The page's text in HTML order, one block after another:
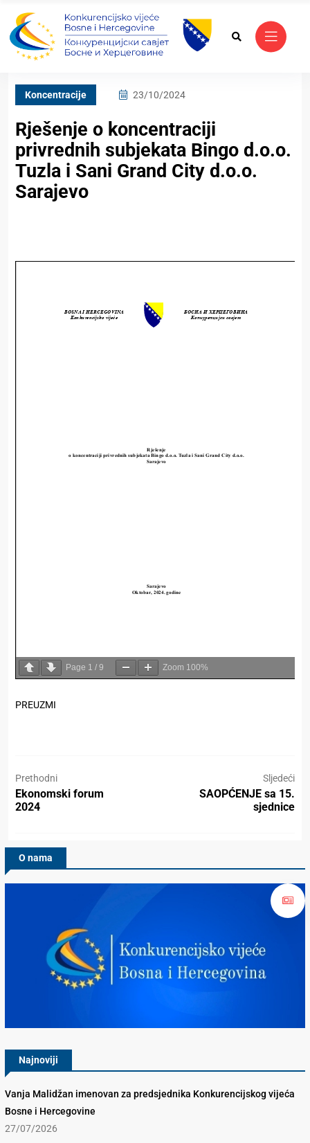
Koncentracije 23/10/2024
Rješenje o koncentraciji
privrednih subjekata Bingo d.o.o.
Tuzla i Sani Grand City d.o.o.
Sarajevo
Page 1 / 9 Zoom 100%
PREUZMI
Prethodni
Ekonomski forum
2024
Sljedeći
SAOPĆENJE sa 15.
sjednice
O nama
Najnoviji
Vanja Malidžan imenovan za predsjednika Konkurencijskog vijeća
Bosne i Hercegovine
27/07/2026